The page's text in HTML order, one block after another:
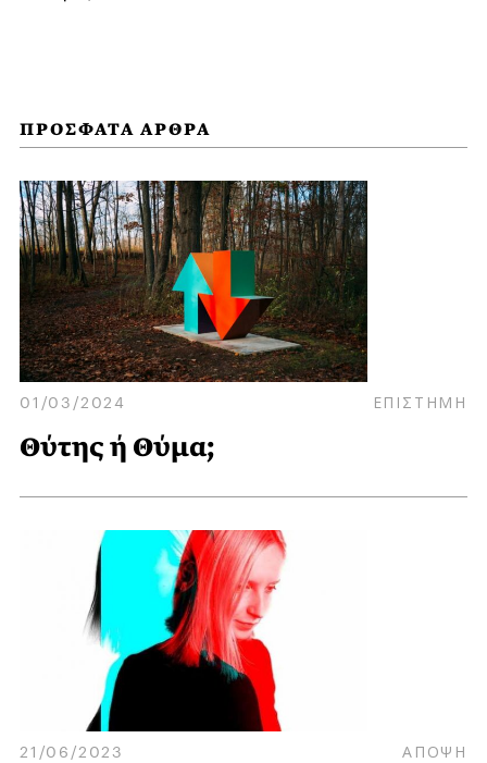
ΠΡΟΣΦΑΤΑ ΑΡΘΡΑ
01/03/2024 ΕΠΙΣΤΗΜΗ
Θύτης ή Θύμα;
21/06/2023 ΑΠΟΨΗ